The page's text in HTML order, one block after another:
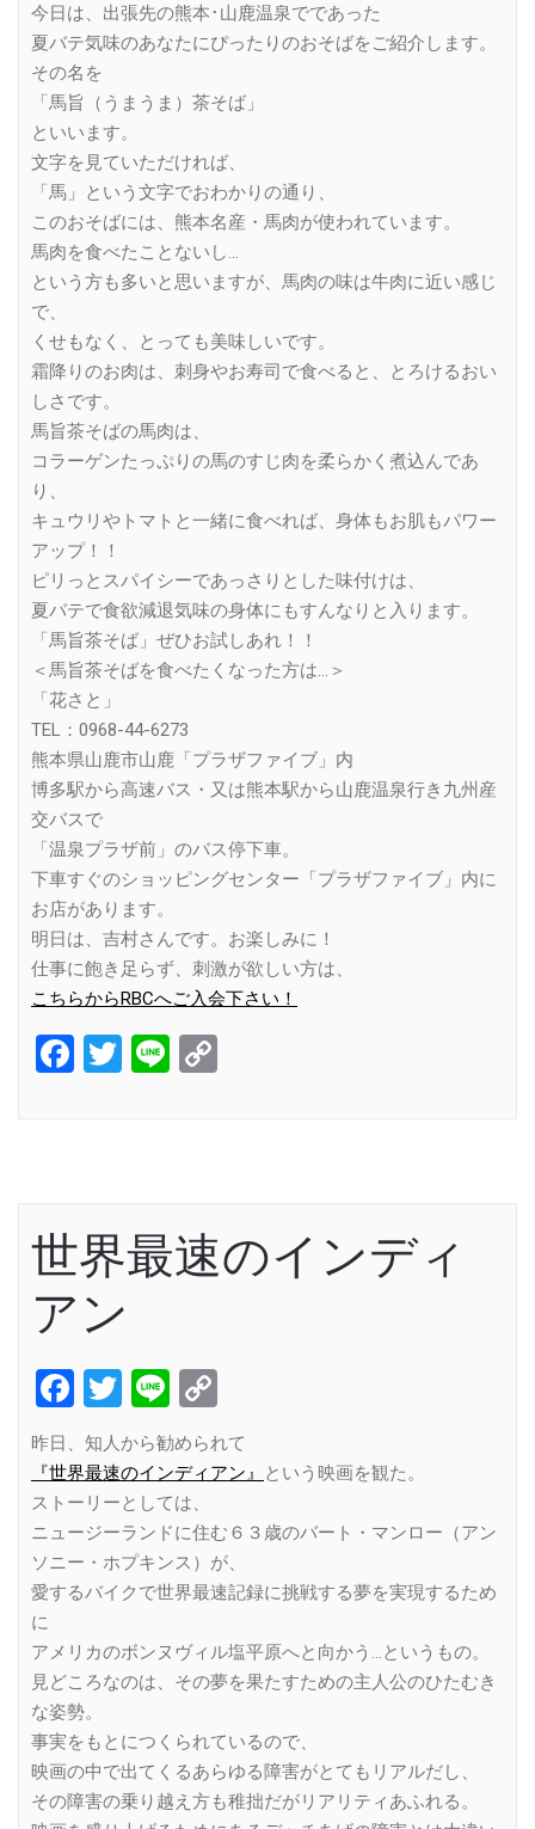
今日は、出張先の熊本･山鹿温泉でであった
夏バテ気味のあなたにぴったりのおそばをご紹介します。
その名を
「馬旨（うまうま）茶そば」
といいます。
文字を見ていただければ、
「馬」という文字でおわかりの通り、
このおそばには、熊本名産・馬肉が使われています。
馬肉を食べたことないし…
という方も多いと思いますが、馬肉の味は牛肉に近い感じ
で、
くせもなく、とっても美味しいです。
霜降りのお肉は、刺身やお寿司で食べると、とろけるおい
しさです。
馬旨茶そばの馬肉は、
コラーゲンたっぷりの馬のすじ肉を柔らかく煮込んであ
り、
キュウリやトマトと一緒に食べれば、身体もお肌もパワー
アップ！！
ピリっとスパイシーであっさりとした味付けは、
夏バテで食欲減退気味の身体にもすんなりと入ります。
「馬旨茶そば」ぜひお試しあれ！！
＜馬旨茶そばを食べたくなった方は…＞
「花さと」
TEL：0968-44-6273
熊本県山鹿市山鹿「プラザファイブ」内
博多駅から高速バス・又は熊本駅から山鹿温泉行き九州産
交バスで
「温泉プラザ前」のバス停下車。
下車すぐのショッピングセンター「プラザファイブ」内に
お店があります。
明日は、吉村さんです。お楽しみに！
仕事に飽き足らず、刺激が欲しい方は、
こちらからRBCへご入会下さい！
Facebook
Twitter
Line
世界最速のインディ
アン
Facebook
Twitter
Line
Link
昨日、知人から勧められて
『世界最速のインディアン』
という映画を観た。
ストーリーとしては、
ニュージーランドに住む６３歳のバート・マンロー（アン
ソニー・ホプキンス）が、
愛するバイクで世界最速記録に挑戦する夢を実現するため
に
アメリカのボンヌヴィル塩平原へと向かう…というもの。
見どころなのは、その夢を果たすための主人公のひたむき
な姿勢。
事実をもとにつくられているので、
映画の中で出てくるあらゆる障害がとてもリアルだし、
その障害の乗り越え方も稚拙だがリアリティあふれる。